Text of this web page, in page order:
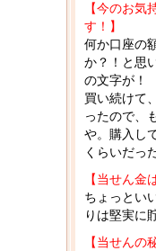
【今のお気
す！】
何か口座の
か？！と思
の文字が！
買い続けて
ったので、
や。購入し
くらいだっ
【当せん金
ちょっとい
りは堅実に
【当せんの